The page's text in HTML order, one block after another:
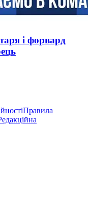
і форвард
Правила